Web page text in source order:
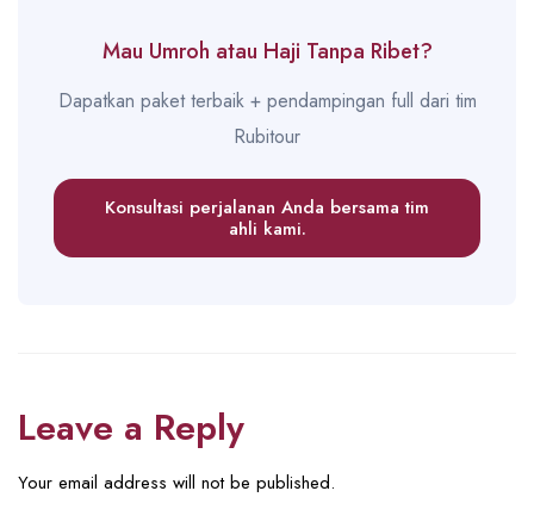
Mau Umroh atau Haji Tanpa Ribet?
Dapatkan paket terbaik + pendampingan full dari tim
Rubitour
Konsultasi perjalanan Anda bersama tim
ahli kami.
Leave a Reply
Your email address will not be published.